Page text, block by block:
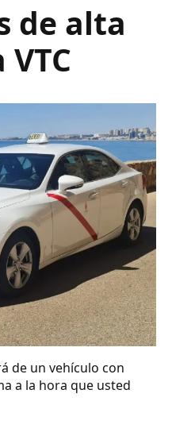
de alta
de un vehículo con
a la hora que usted